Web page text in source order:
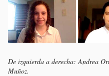
De izquierda a derecha: Andrea
Muñoz.